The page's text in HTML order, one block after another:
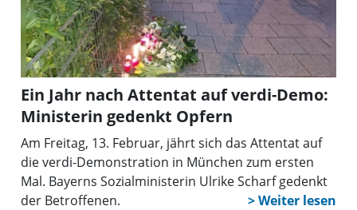
Ein Jahr nach Attentat auf verdi-Demo:
Ministerin gedenkt Opfern
Am Freitag, 13. Februar, jährt sich das Attentat auf
die verdi-Demonstration in München zum ersten
Mal. Bayerns Sozialministerin Ulrike Scharf gedenkt
der Betroffenen.